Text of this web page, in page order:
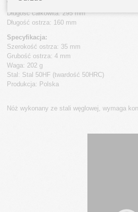
Wymiary noża:
Długość całkowita: 295 mm
Długość ostrza: 160 mm
Specyfikacja:
Szerokość ostrza: 35 mm
Grubość ostrza: 4 mm
Waga: 202 g
Stal: Stal 50HF (twardość 50HRC)
Produkcja: Polska
Nóż wykonany ze stali węglowej, wymaga